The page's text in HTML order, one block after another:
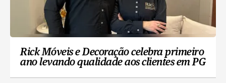
Rick Móveis e Decoração celebra primeiro
ano levando qualidade aos clientes em PG